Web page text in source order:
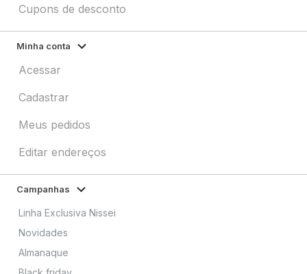
Cupons de desconto
Minha conta
Acessar
Cadastrar
Meus pedidos
Editar endereços
Campanhas
Linha Exclusiva Nissei
Novidades
Almanaque